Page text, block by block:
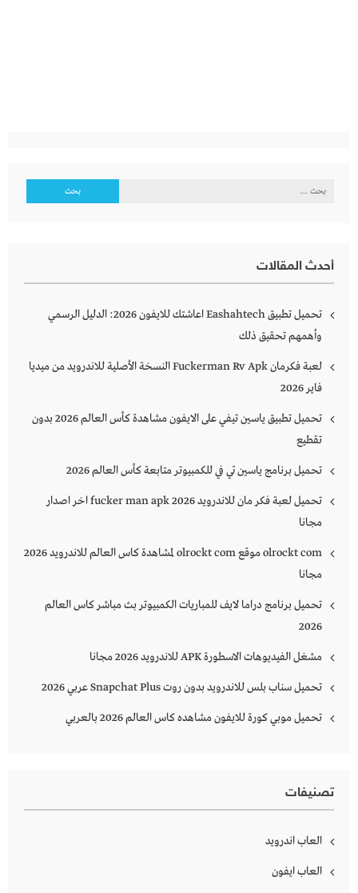
البحث
أحدث المقالات
تحميل تطبيق Eashahtech اعاشتك للايفون 2026: الدليل الرسمي
وأهمهم تحقيق ذلك
لعبة فكرمان Fuckerman Rv Apk النسخة الأصلية للاندرويد من ميديا
فاير 2026
تحميل تطبيق ياسين تيفي على الايفون مشاهدة كأس العالم 2026 بدون
تقطيع
تحميل برنامج ياسين تي في للكمبيوتر متابعة كأس العالم 2026
تحميل لعبة فكر مان للاندرويد 2026 fucker man apk اخر اصدار
مجانا
olrockt com موقع olrockt com لمشاهدة كاس العالم للاندرويد 2026
مجانا
تحميل برنامج دراما لايف للمباريات الكمبيوتر بث مباشر كاس العالم
2026
مشغل الفيديوهات الاسطورة APK للاندرويد 2026 مجانا
تحميل سناب بلس للاندرويد بدون روت Snapchat Plus‏ عربي 2026
تحميل موبي كورة للايفون مشاهده كاس العالم 2026 بالعربي
تصنيفات
العاب اندرويد
العاب ايفون